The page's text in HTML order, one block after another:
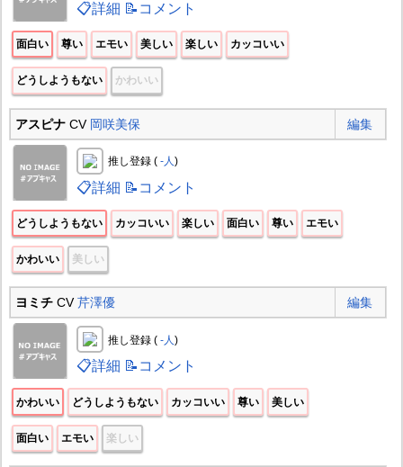
📋詳細 📝コメント
面白い 尊い エモい 美しい 楽しい カッコいい
どうしようもない かわいい
アスピナCV 岡咲美保 編集
推し登録 ( -人)
📋詳細 📝コメント
どうしようもない カッコいい 楽しい 面白い 尊い エモい
かわいい 美しい
ヨミチCV芹澤優 編集
推し登録 ( -人 )
📋詳細 📝コメント
かわいい どうしようもない カッコいい 尊い 美しい
面白い エモい 楽しい